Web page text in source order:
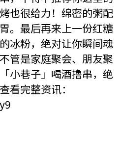
也很给力！绵密的粥配
。最后再来上一份红糖
冰粉，绝对让你瞬间魂
管是家庭聚会、朋友聚
小巷子」喝酒撸串，绝
看完整资讯：